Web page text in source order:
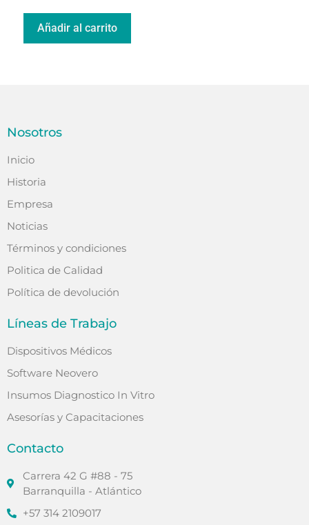
Añadir al carrito
Nosotros
Inicio
Historia
Empresa
Noticias
Términos y condiciones
Politica de Calidad
Política de devolución
Líneas de Trabajo
Dispositivos Médicos
Software Neovero
Insumos Diagnostico In Vitro
Asesorías y Capacitaciones
Contacto
Carrera 42 G #88 - 75
Barranquilla - Atlántico
+57 314 2109017